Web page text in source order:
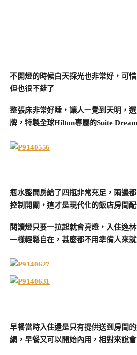
不開燈的時候白天採光也非常好，可
但也很不錯了
整張床非常好睡，讓人一覺到天明，
牌，特製全球Hilton專屬的Suite
瓶水整間房給了四瓶非常充足，兩邊
控制開關，這才是現代化的飯店房間
閱讀燈只要一拉起就會亮燈，入住逸
一樣輕鬆自在，甚麼都不用準備人來
早餐當時入住還是只有提供送到房間
網，早餐又可以開始內用，相對來說